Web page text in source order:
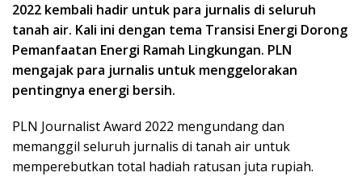
2022 kembali hadir untuk para jurnalis di seluruh
tanah air. Kali ini dengan tema Transisi Energi Dorong
Pemanfaatan Energi Ramah Lingkungan. PLN
mengajak para jurnalis untuk menggelorakan
pentingnya energi bersih.
PLN Journalist Award 2022 mengundang dan
memanggil seluruh jurnalis di tanah air untuk
memperebutkan total hadiah ratusan juta rupiah.